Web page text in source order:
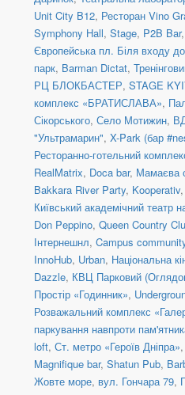
Unit City B12, Ресторан Vino
Symphony Hall, Stage, P2B Bar,
Європейська пл. Біля входу
парк, Barman Dictat,
РЦ БЛОКБАСТЕР, STAGE
комплекс «БРАТИСЛАВА»,
Сікорського, Село Мотижин,
"Ультрамарин", X-Park (бар
Ресторанно-готельний
RealMatrix, Doca bar, Мамаєва
Bakkara River Party, Kooperativ,
Київський академічний театр
Don Peppino, Queen Country
Інтернешнл, Campus
InnoHub, Urban, Національна
Dazzle, КВЦ Парковий
Простір «Годинник»,
Розважальний комплекс
паркування навпроти
loft, Ст. метро «Героїв Дніпра»,
Magnifique bar, Shatun Pub,
Жовте море, вул. Гончара 79,